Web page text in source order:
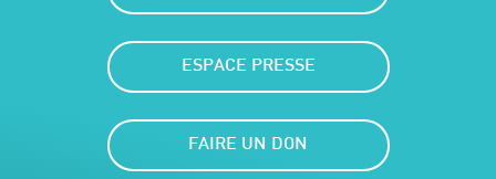
ESPACE PRESSE
FAIRE UN DON